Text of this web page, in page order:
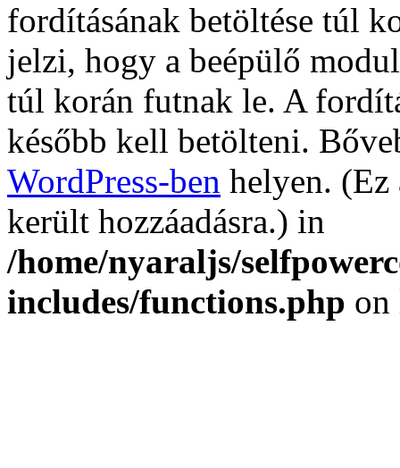
fordításának betöltése túl
jelzi, hogy a beépülő
túl korán futnak le. A
később kell betölteni.
WordPress-ben helyen. (Ez
került hozzáadásra.) in
/home/nyaraljs/
includes/functions.php